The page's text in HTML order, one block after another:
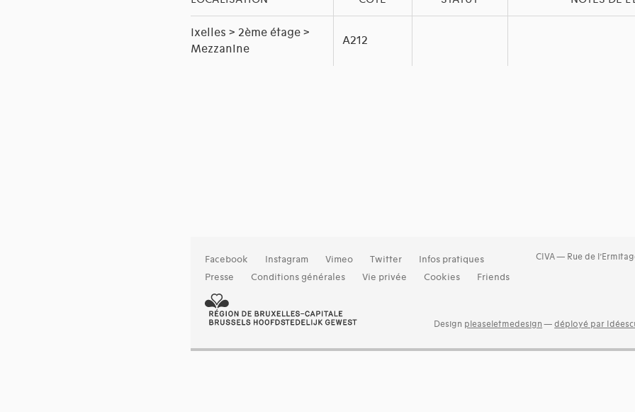
Ixelles > 2ème étage >
Mezzanine
A212
Facebook Instagram Vimeo Twitter
Infos pratiques
Presse
Conditions générales Vie privée Cookies Friends
CIVA — Rue de
Design pleaseletmedesign —déployé par